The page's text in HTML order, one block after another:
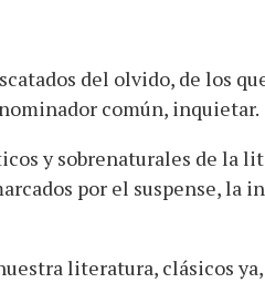
del olvido, de los
común, inquietar.
y sobrenaturales de la
por el suspense, la
literatura, clásicos